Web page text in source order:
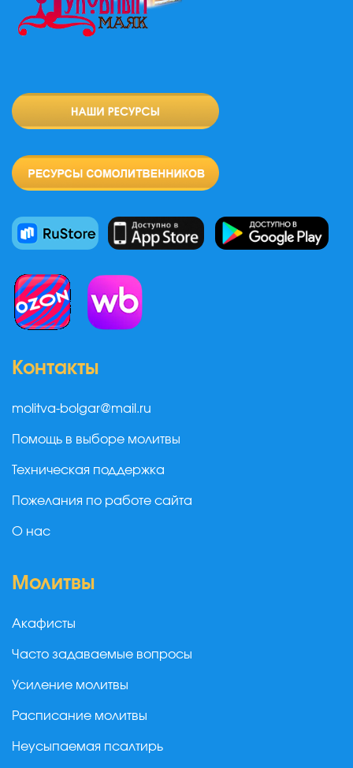
Контакты
molitva-bolgar@mail.ru
Помощь в выборе молитвы
Техническая поддержка
Пожелания по работе сайта
О нас
Молитвы
Акафисты
Часто задаваемые вопросы
Усиление молитвы
Расписание молитвы
Неусыпаемая псалтирь